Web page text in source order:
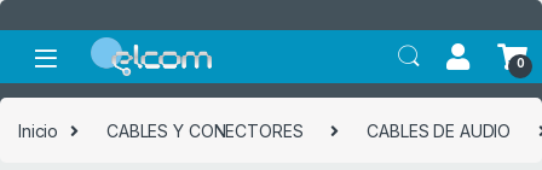
0
Inicio CABLES Y CONECTORES CABLES DE AUDIO